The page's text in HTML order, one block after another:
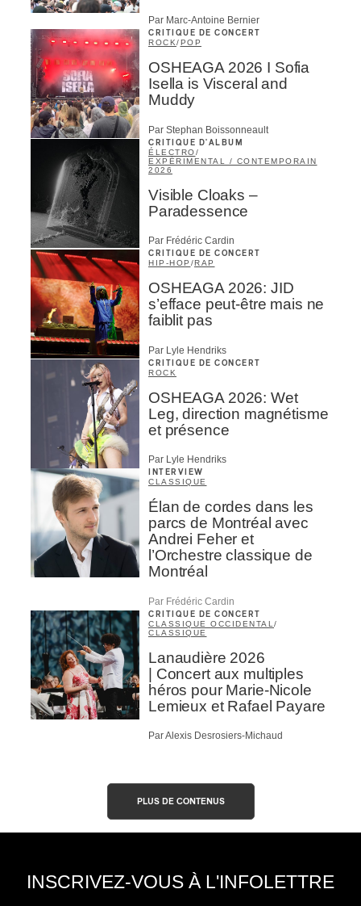
Par Marc-Antoine Bernier
CRITIQUE DE CONCERT
ROCK/ POP
OSHEAGA 2026 I Sofia
Isella is Visceral and
Muddy
Par Stephan Boissonneault
CRITIQUE D'ALBUM
ÉLECTRO/
EXPÉRIMENTAL / CONTEMPORAIN
2026
Visible Cloaks –
Paradessence
Par Frédéric Cardin
CRITIQUE DE CONCERT
HIP-HOP /RAP
OSHEAGA 2026: JID
s’efface peut-être mais ne
faiblit pas
Par Lyle Hendriks
CRITIQUE DE CONCERT
ROCK
OSHEAGA 2026: Wet
Leg, direction magnétisme
et présence
Par Lyle Hendriks
INTERVIEW
CLASSIQUE
Élan de cordes dans les
parcs de Montréal avec
Andrei Feher et
l’Orchestre classique de
Montréal
Par Frédéric Cardin
CRITIQUE DE CONCERT
CLASSIQUE OCCIDENTAL /
CLASSIQUE
Lanaudière 2026
| Concert aux multiples
héros pour Marie-Nicole
Lemieux et Rafael Payare
Par Alexis Desrosiers-Michaud
PLUS DE CONTENUS
INSCRIVEZ-VOUS À L'INFOLETTRE